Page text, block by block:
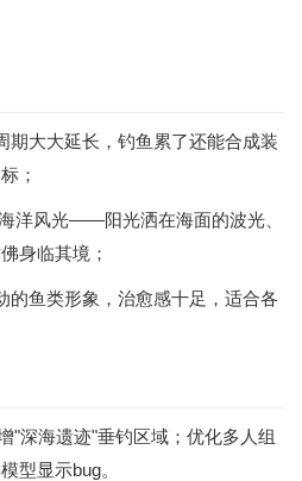
期大大延长，钓鱼累了还能合成装
；
洋风光——阳光洒在海面的波光、
身临其境；
的鱼类形象，治愈感十足，适合各
"深海遗迹"垂钓区域；优化多人组
型显示bug。